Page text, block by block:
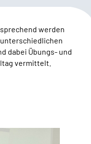
werden
dabei Übungs- und
vermittelt.